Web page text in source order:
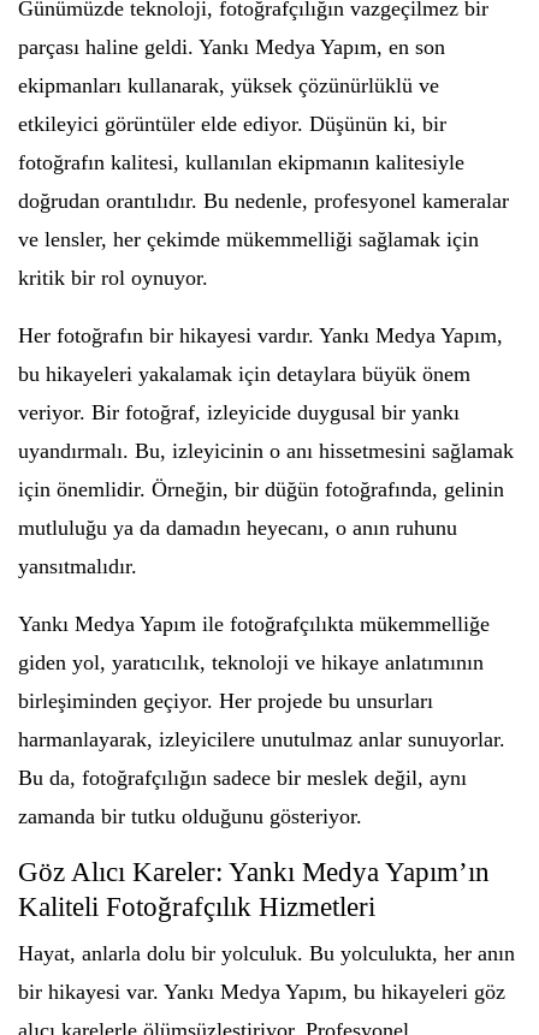
Günümüzde teknoloji, fotoğrafçılığın vazgeçilmez bir
parçası haline geldi. Yankı Medya Yapım, en son
ekipmanları kullanarak, yüksek çözünürlüklü ve
etkileyici görüntüler elde ediyor. Düşünün ki, bir
fotoğrafın kalitesi, kullanılan ekipmanın kalitesiyle
doğrudan orantılıdır. Bu nedenle, profesyonel kameralar
ve lensler, her çekimde mükemmelliği sağlamak için
kritik bir rol oynuyor.
Her fotoğrafın bir hikayesi vardır. Yankı Medya Yapım,
bu hikayeleri yakalamak için detaylara büyük önem
veriyor. Bir fotoğraf, izleyicide duygusal bir yankı
uyandırmalı. Bu, izleyicinin o anı hissetmesini sağlamak
için önemlidir. Örneğin, bir düğün fotoğrafında, gelinin
mutluluğu ya da damadın heyecanı, o anın ruhunu
yansıtmalıdır.
Yankı Medya Yapım ile fotoğrafçılıkta mükemmelliğe
giden yol, yaratıcılık, teknoloji ve hikaye anlatımının
birleşiminden geçiyor. Her projede bu unsurları
harmanlayarak, izleyicilere unutulmaz anlar sunuyorlar.
Bu da, fotoğrafçılığın sadece bir meslek değil, aynı
zamanda bir tutku olduğunu gösteriyor.
Göz Alıcı Kareler: Yankı Medya Yapım’ın
Kaliteli Fotoğrafçılık Hizmetleri
Hayat, anlarla dolu bir yolculuk. Bu yolculukta, her anın
bir hikayesi var. Yankı Medya Yapım, bu hikayeleri göz
alıcı karelerle ölümsüzleştiriyor. Profesyonel